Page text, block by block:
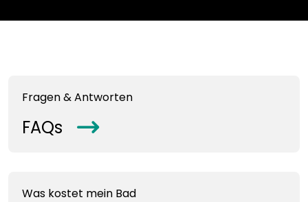
Fragen & Antworten
FAQs arrowRight
Was kostet mein Bad